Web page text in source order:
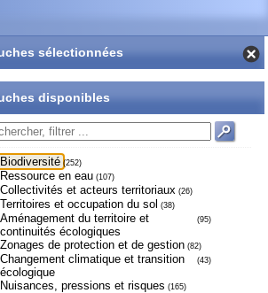
sélectionnées
disponibles
Biodiversité (252)
Ressource en eau (107)
Collectivités et acteurs territoriaux (26)
Territoires et occupation du sol (38)
Aménagement du territoire et
continuités écologiques
(95)
Zonages de protection et de gestion (82)
Changement climatique et transition
écologique
(43)
Nuisances, pressions et risques (165)